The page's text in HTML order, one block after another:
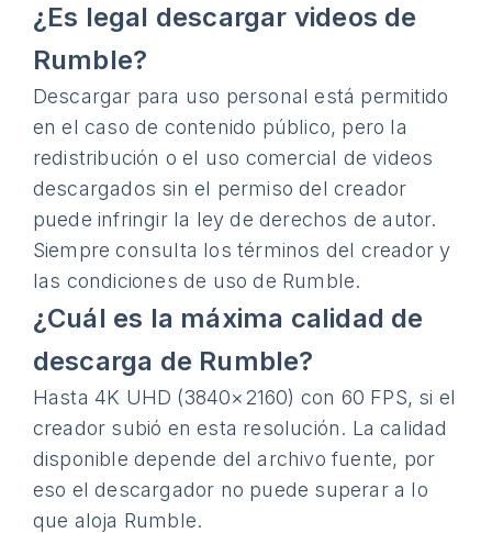
¿Es legal descargar videos de
Rumble?
Descargar para uso personal está permitido
en el caso de contenido público, pero la
redistribución o el uso comercial de videos
descargados sin el permiso del creador
puede infringir la ley de derechos de autor.
Siempre consulta los términos del creador y
las condiciones de uso de Rumble.
¿Cuál es la máxima calidad de
descarga de Rumble?
Hasta 4K UHD (3840×2160) con 60 FPS, si el
creador subió en esta resolución. La calidad
disponible depende del archivo fuente, por
eso el descargador no puede superar a lo
que aloja Rumble.